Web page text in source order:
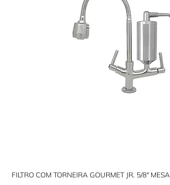
FILTRO COM TORNEIRA GOURMET JR. 5/8"